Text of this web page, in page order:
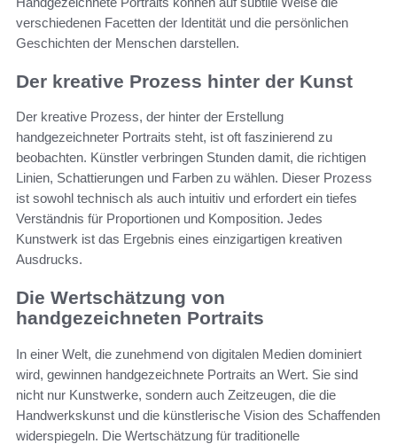
verschiedenen Facetten der Identität und die persönlichen
Geschichten der Menschen darstellen.
Der kreative Prozess hinter der Kunst
Der kreative Prozess, der hinter der Erstellung
handgezeichneter Portraits steht, ist oft faszinierend zu
beobachten. Künstler verbringen Stunden damit, die richtigen
Linien, Schattierungen und Farben zu wählen. Dieser Prozess
ist sowohl technisch als auch intuitiv und erfordert ein tiefes
Verständnis für Proportionen und Komposition. Jedes
Kunstwerk ist das Ergebnis eines einzigartigen kreativen
Ausdrucks.
Die Wertschätzung von
handgezeichneten Portraits
In einer Welt, die zunehmend von digitalen Medien dominiert
wird, gewinnen handgezeichnete Portraits an Wert. Sie sind
nicht nur Kunstwerke, sondern auch Zeitzeugen, die die
Handwerkskunst und die künstlerische Vision des Schaffenden
widerspiegeln. Die Wertschätzung für traditionelle